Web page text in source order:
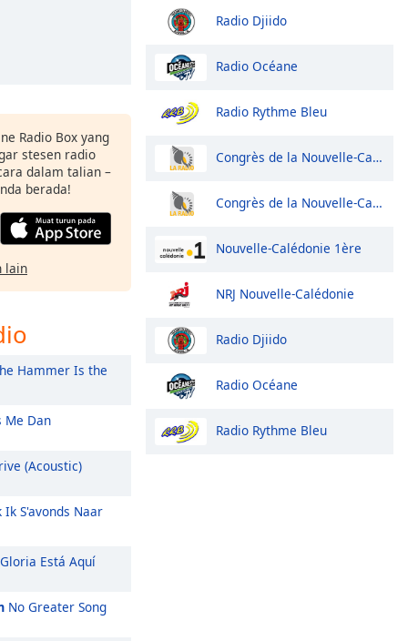
Radio Box yang
stesen radio
dalam talian –
berada!
lain
Hammer Is the
Me Dan
(Acoustic)
S'avonds Naar
Está Aquí
No Greater Song
Radio Djiido
Radio Océane
Radio Rythme Bleu
Congrès de la Nouvelle-Calédonie
Congrès de la Nouvelle-Calédonie
Nouvelle-Calédonie 1ère
NRJ Nouvelle-Calédonie
Radio Djiido
Radio Océane
Radio Rythme Bleu